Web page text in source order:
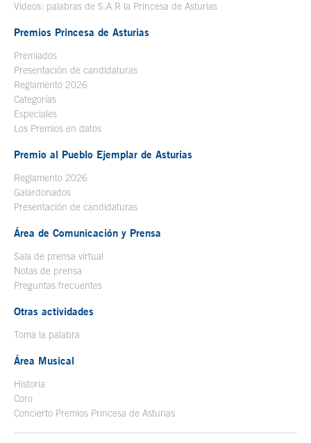
Videos: palabras de S.A.R la Princesa de Asturias
Premios Princesa de Asturias
Premiados
Presentación de candidaturas
Reglamento 2026
Categorías
Especiales
Los Premios en datos
Premio al Pueblo Ejemplar de Asturias
Reglamento 2026
Galardonados
Presentación de candidaturas
Área de Comunicación y Prensa
Sala de prensa virtual
Notas de prensa
Preguntas frecuentes
Otras actividades
Toma la palabra
Área Musical
Historia
Coro
Concierto Premios Princesa de Asturias